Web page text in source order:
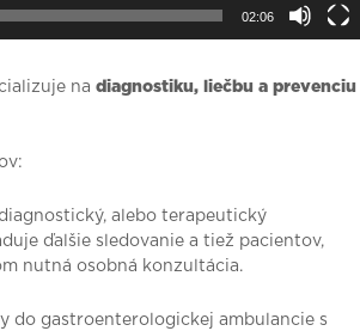
02:06
na diagnostiku, liečbu a prevenciu
alebo terapeutický
ďalšie sledovanie a tiež pacientov,
nutná osobná konzultácia.
do gastroenterologickej ambulancie s